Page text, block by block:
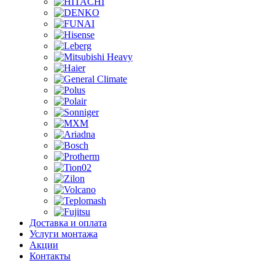
Доставка и оплата
Услуги монтажа
Акции
Контакты